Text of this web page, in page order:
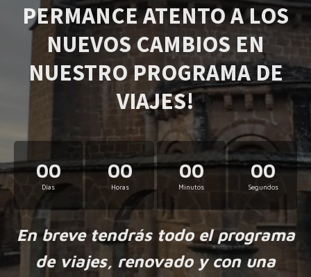
PERMANCE ATENTO A LOS
NUEVOS CAMBIOS EN
NUESTRO PROGRAMA DE
VIAJES!
00
Días
00
Horas
00
Minutos
00
Segundos
En breve tendrás todo el programa
de viajes, renovado y con una